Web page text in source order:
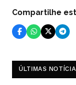
Compartilhe
ÚLTIMAS